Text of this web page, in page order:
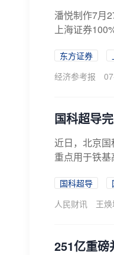
潘悦制作7月
上海证券
东方证券
经济参考报
国科超导
近日，北京
重点用于铁
国科超导
人民财讯
王
251亿重磅